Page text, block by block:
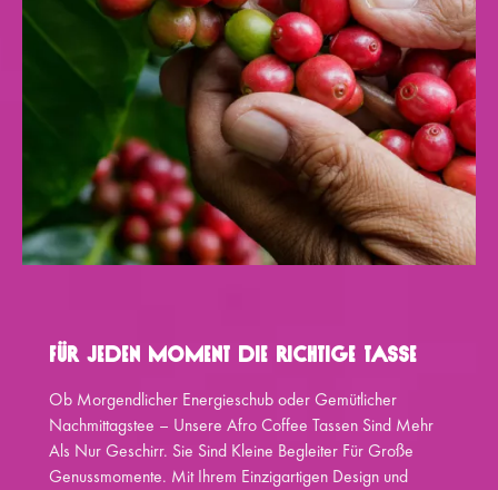
Für Jeden Moment Die Richtige Tasse
Ob Morgendlicher Energieschub oder Gemütlicher
Nachmittagstee – Unsere Afro Coffee Tassen Sind Mehr
Als Nur Geschirr. Sie Sind Kleine Begleiter Für Große
Genussmomente. Mit Ihrem Einzigartigen Design und